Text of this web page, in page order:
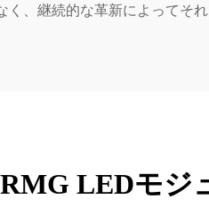
、継続的な革新によってそれ
RMG LEDモジ